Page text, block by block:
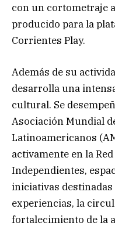
con un cortometraje
producido para la
Corrientes Play.
Además de su
desarrolla una
cultural. Se
Asociación Mundial
Latinoamericanos
activamente en la
Independientes,
iniciativas
experiencias, la
fortalecimiento de la